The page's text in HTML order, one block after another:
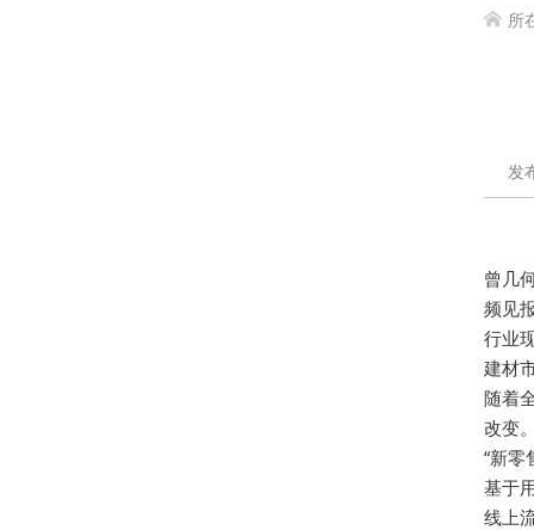
 所
发
曾几
频见
行业
建材
随着
改变
“新零
基于
线上